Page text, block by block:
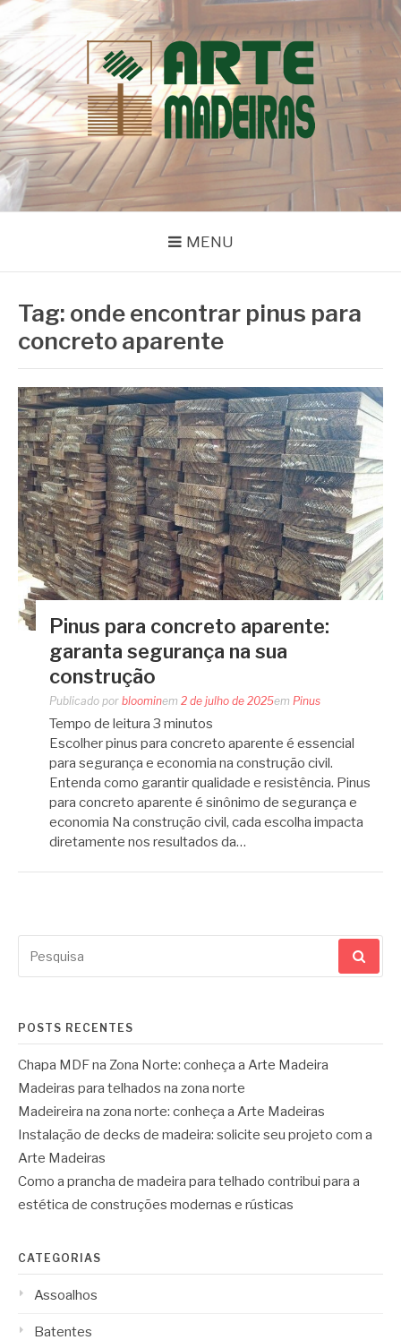
Pular
para
o
conteúdo
BLOG | ARTE
MADEIRAS
Dicas e Novidades sobre Madeiras
MENU
Tag: onde encontrar pinus para
concreto aparente
Pinus para concreto aparente:
garanta segurança na sua
construção
Publicado por bloominem 2 de julho de 2025em Pinus
Tempo de leitura 3 minutos
Escolher pinus para concreto aparente é essencial
para segurança e economia na construção civil.
Entenda como garantir qualidade e resistência. Pinus
para concreto aparente é sinônimo de segurança e
economia Na construção civil, cada escolha impacta
diretamente nos resultados da…
por:
POSTS RECENTES
Chapa MDF na Zona Norte: conheça a Arte Madeira
Madeiras para telhados na zona norte
Madeireira na zona norte: conheça a Arte Madeiras
Instalação de decks de madeira: solicite seu projeto com a
Arte Madeiras
Como a prancha de madeira para telhado contribui para a
estética de construções modernas e rústicas
CATEGORIAS
Assoalhos
Batentes